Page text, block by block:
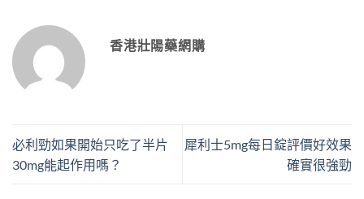
香港壯陽藥網購
必利勁如果開始只吃了半片
30mg能起作用嗎？
犀利士5mg每日錠評價好效果
確實很強勁